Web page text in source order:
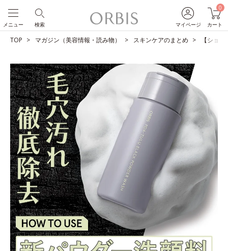
マイページ
0
カート
検索
メニュー
TOP マガジン（美容情報・読み物） スキンケアのまとめ 【ショ